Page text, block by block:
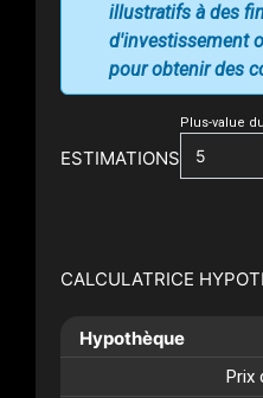
ESTIMATIONS
Plus-value
illustratifs à des
d'investissement
pour obtenir des
CALCULATRICE
Hypothèque
Prix